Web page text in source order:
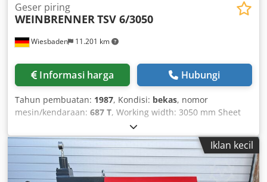
Wiesbaden 11.201 km
Geser piring
WEINBRENNERTSV 6/3050
Informasi harga Hubungi
Tahun pembuatan: 1987, Kondisi: bekas, nomor
mesin/kendaraan: 687 T, Working width: 3050 mm Sheet
thickness: 6 mm Throat depth: 200 mm Back gauge: 1000
mm Drive power: 15 kW Space requirements: 4100 x 2300 x
2100 mm Cjdpeb N Erbsfx Alrsha Weight: 8500 kgIklan kecil